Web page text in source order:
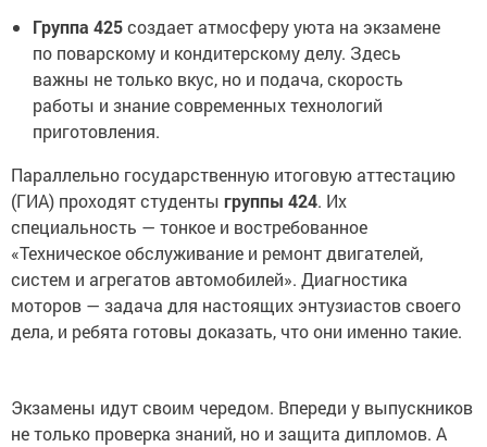
Группа 425создает атмосферу уюта на экзамене
по поварскому и кондитерскому делу. Здесь
важны не только вкус, но и подача, скорость
работы и знание современных технологий
приготовления.
Параллельно государственную итоговую аттестацию
(ГИА) проходят студенты группы 424. Их
специальность — тонкое и востребованное
«Техническое обслуживание и ремонт двигателей,
систем и агрегатов автомобилей». Диагностика
моторов — задача для настоящих энтузиастов своего
дела, и ребята готовы доказать, что они именно такие.
Экзамены идут своим чередом. Впереди у выпускников
не только проверка знаний, но и защита дипломов. А